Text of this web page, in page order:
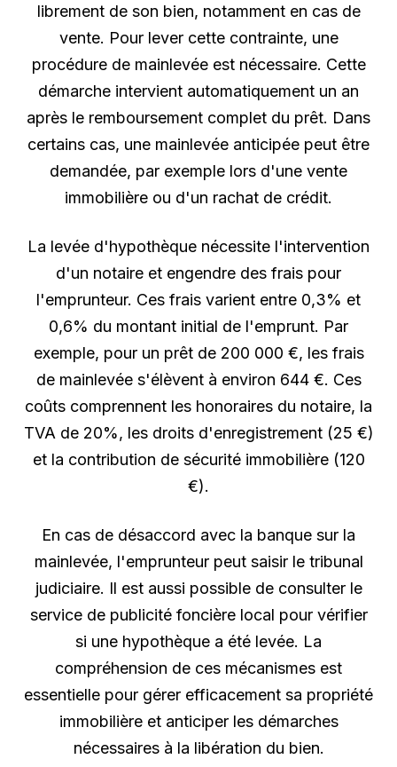
librement de son bien, notamment en cas de
vente. Pour lever cette contrainte, une
procédure de mainlevée est nécessaire. Cette
démarche intervient automatiquement un an
après le remboursement complet du prêt. Dans
certains cas, une mainlevée anticipée peut être
demandée, par exemple lors d'une vente
immobilière ou d'un rachat de crédit.
La levée d'hypothèque nécessite l'intervention
d'un notaire et engendre des frais pour
l'emprunteur. Ces frais varient entre 0,3% et
0,6% du montant initial de l'emprunt. Par
exemple, pour un prêt de 200 000 €, les frais
de mainlevée s'élèvent à environ 644 €. Ces
coûts comprennent les honoraires du notaire, la
TVA de 20%, les droits d'enregistrement (25 €)
et la contribution de sécurité immobilière (120
€).
En cas de désaccord avec la banque sur la
mainlevée, l'emprunteur peut saisir le tribunal
judiciaire. Il est aussi possible de consulter le
service de publicité foncière local pour vérifier
si une hypothèque a été levée. La
compréhension de ces mécanismes est
essentielle pour gérer efficacement sa propriété
immobilière et anticiper les démarches
nécessaires à la libération du bien.